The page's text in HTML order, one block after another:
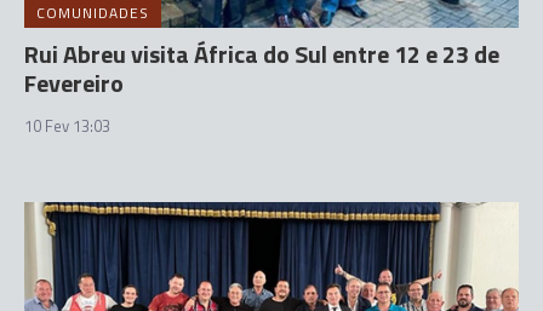
COMUNIDADES
Rui Abreu visita África do Sul entre 12 e 23 de
Fevereiro
10 Fev 13:03